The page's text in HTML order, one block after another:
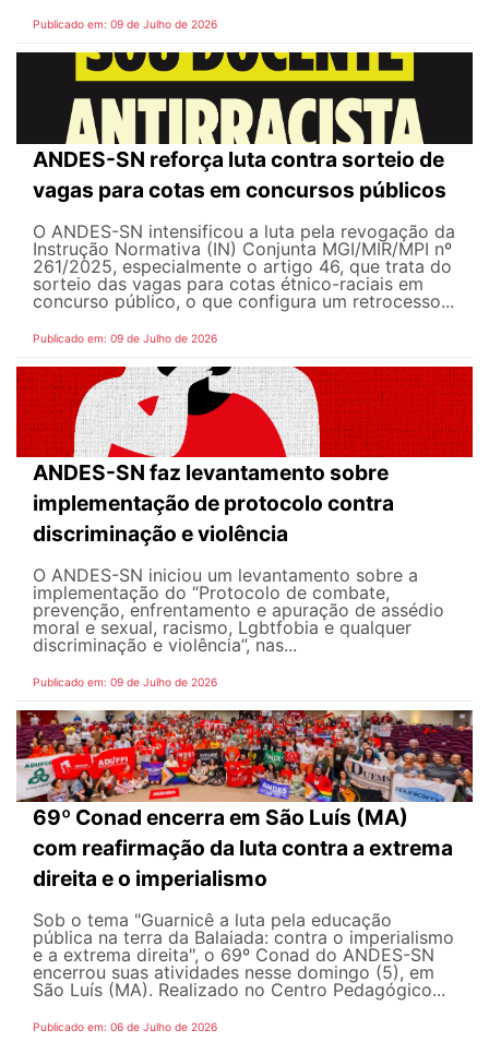
Publicado em: 09 de Julho de 2026
ANDES-SN reforça luta contra sorteio de
vagas para cotas em concursos públicos
O ANDES-SN intensificou a luta pela revogação da
Instrução Normativa (IN) Conjunta MGI/MIR/MPI nº
261/2025, especialmente o artigo 46, que trata do
sorteio das vagas para cotas étnico-raciais em
concurso público, o que configura um retrocesso...
Publicado em: 09 de Julho de 2026
ANDES-SN faz levantamento sobre
implementação de protocolo contra
discriminação e violência
O ANDES-SN iniciou um levantamento sobre a
implementação do “Protocolo de combate,
prevenção, enfrentamento e apuração de assédio
moral e sexual, racismo, Lgbtfobia e qualquer
discriminação e violência”, nas...
Publicado em: 09 de Julho de 2026
69º Conad encerra em São Luís (MA)
com reafirmação da luta contra a extrema
direita e o imperialismo
Sob o tema "Guarnicê a luta pela educação
pública na terra da Balaiada: contra o imperialismo
e a extrema direita", o 69º Conad do ANDES-SN
encerrou suas atividades nesse domingo (5), em
São Luís (MA). Realizado no Centro Pedagógico...
Publicado em: 06 de Julho de 2026